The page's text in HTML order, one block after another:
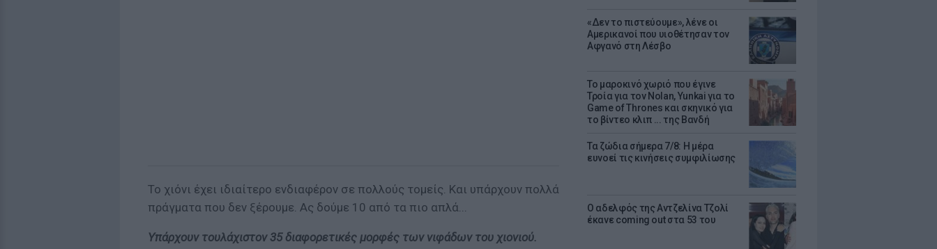
«Δεν το πιστεύουμε», λένε οι
Αμερικανοί που υιοθέτησαν τον
Αφγανό στη Λέσβο
Το μαροκινό χωριό που έγινε
Τροία για τον Nolan, Yunkai για το
Game of Thrones και σκηνικό για
το βίντεο κλιπ ... της Βανδή
Τα ζώδια σήμερα 7/8: Η μέρα
ευνοεί τις κινήσεις συμφιλίωσης
Ο αδελφός της Αντζελίνα Τζολί
έκανε coming out στα 53 του
Το χιόνι έχει ιδιαίτερο ενδιαφέρον σε πολλούς τομείς. Και υπάρχουν πολλά
πράγματα που δεν ξέρουμε. Ας δούμε 10 από τα πιο απλά...
Υπάρχουν τουλάχιστον 35 διαφορετικές μορφές των νιφάδων του χιονιού.